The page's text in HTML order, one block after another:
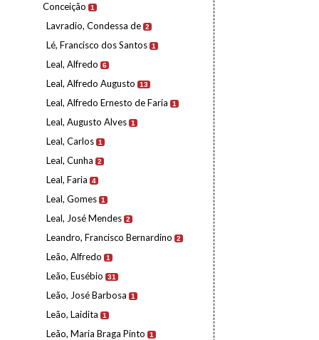
Conceição
1
Lavradio, Condessa de 2
Lé, Francisco dos Santos 1
Leal, Alfredo 6
Leal, Alfredo Augusto 13
Leal, Alfredo Ernesto de Faria 1
Leal, Augusto Alves 1
Leal, Carlos 1
Leal, Cunha 2
Leal, Faria 4
Leal, Gomes 1
Leal, José Mendes 2
Leandro, Francisco Bernardino 2
Leão, Alfredo 1
Leão, Eusébio 31
Leão, José Barbosa 1
Leão, Laidita 1
Leão, Maria Braga Pinto 1